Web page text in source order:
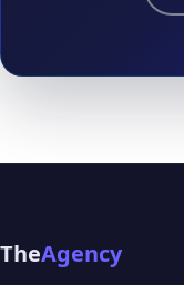
TheAgency